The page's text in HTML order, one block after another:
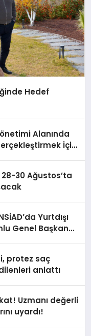
Hedef
Alanında
İçin
30 Ağustos’ta
Yurtdışı
Genel Başkan
protez saç
anlattı
Uzmanı değerli
uyardı!